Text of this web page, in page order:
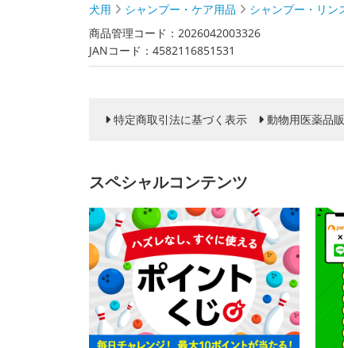
犬用
シャンプー・ケア用品 シャンプー・リン
商品管理コード：2026042003326
JANコード：4582116851531
特定商取引法に基づく表示 動物用医薬品
スペシャルコンテンツ